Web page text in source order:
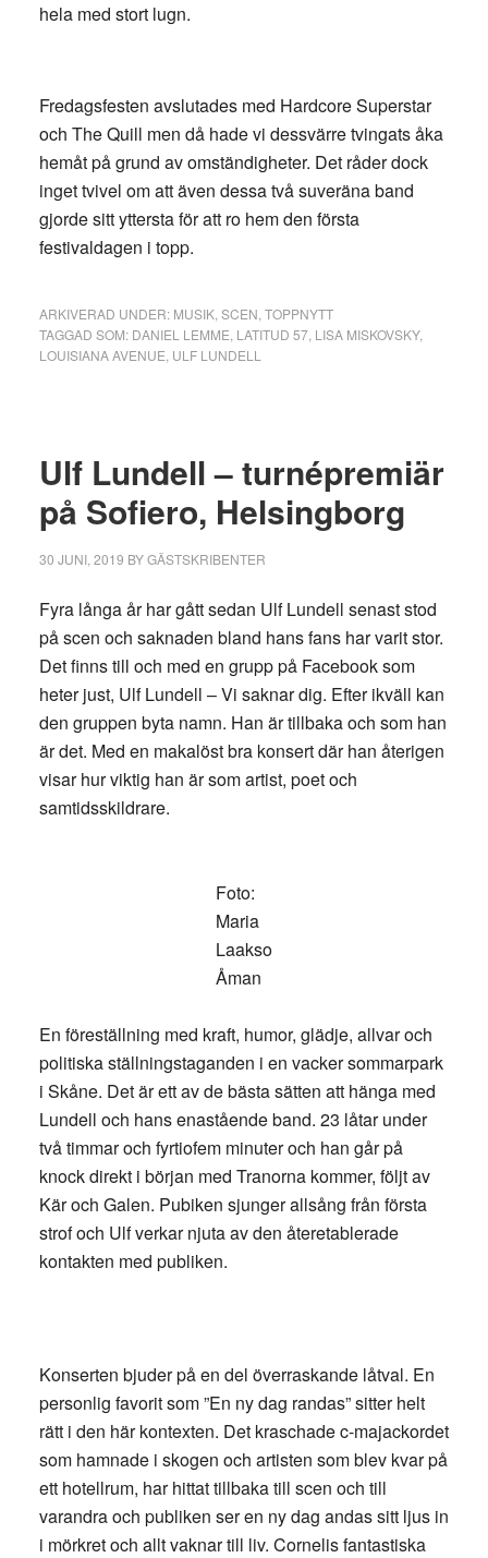
hela med stort lugn.
Fredagsfesten avslutades med Hardcore Superstar
och The Quill men då hade vi dessvärre tvingats åka
hemåt på grund av omständigheter. Det råder dock
inget tvivel om att även dessa två suveräna band
gjorde sitt yttersta för att ro hem den första
festivaldagen i topp.
ARKIVERAD UNDER: MUSIK, SCEN TOPPNYTT
TAGGAD SOM: DANIEL LEMME LATITUD 57, LISA MISKOVSKY,
LOUISIANA AVENUE ULF LUNDELL
Ulf Lundell – turnépremiär
på Sofiero, Helsingborg
30 JUNI, 2019 BYGÄSTSKRIBENTER
Fyra långa år har gått sedan Ulf Lundell senast stod
på scen och saknaden bland hans fans har varit stor.
Det finns till och med en grupp på Facebook som
heter just, Ulf Lundell – Vi saknar dig. Efter ikväll kan
den gruppen byta namn. Han är tillbaka och som han
är det. Med en makalöst bra konsert där han återigen
visar hur viktig han är som artist, poet och
samtidsskildrare.
Foto:
Maria
Laakso
Åman
En föreställning med kraft, humor, glädje, allvar och
politiska ställningstaganden i en vacker sommarpark
i Skåne. Det är ett av de bästa sätten att hänga med
Lundell och hans enastående band. 23 låtar under
två timmar och fyrtiofem minuter och han går på
knock direkt i början med Tranorna kommer, följt av
Kär och Galen. Pubiken sjunger allsång från första
strof och Ulf verkar njuta av den återetablerade
kontakten med publiken.
Konserten bjuder på en del överraskande låtval. En
personlig favorit som ”En ny dag randas” sitter helt
rätt i den här kontexten. Det kraschade c-majackordet
som hamnade i skogen och artisten som blev kvar på
ett hotellrum, har hittat tillbaka till scen och till
varandra och publiken ser en ny dag andas sitt ljus in
i mörkret och allt vaknar till liv. Cornelis fantastiska